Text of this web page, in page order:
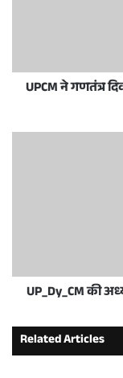
UPCM ने गणतंत्र
UP_Dy_CM की
Related Articles